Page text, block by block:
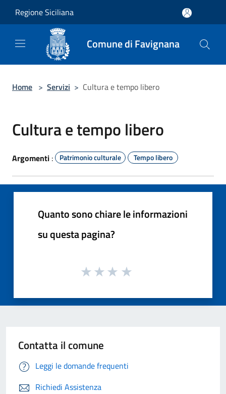
Regione Siciliana
Comune di Favignana
Home > Servizi > Cultura e tempo libero
Cultura e tempo libero
Argomenti : Patrimonio culturale Tempo libero
Quanto sono chiare le informazioni
su questa pagina?
Contatta il comune
Leggi le domande frequenti
Richiedi Assistenza